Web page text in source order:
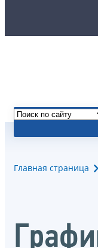
Главная страница